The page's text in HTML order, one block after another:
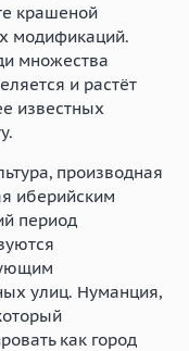
крашеной
модификаций.
множества
и растёт
известных
производная
иберийским
период
улиц. Нуманция,
как город